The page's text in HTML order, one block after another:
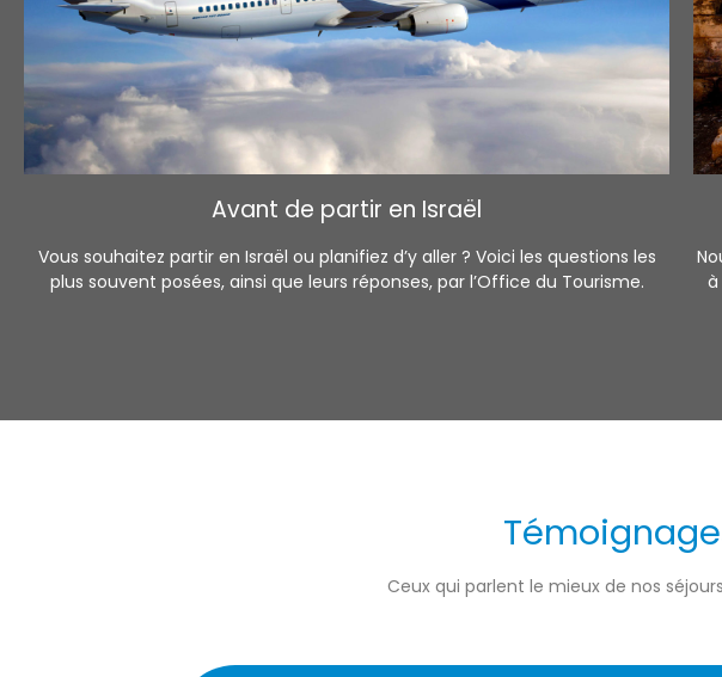
Avant de partir en Israël
Vous souhaitez partir en Israël ou planifiez d’y aller ? Voici les questions les
plus souvent posées, ainsi que leurs réponses, par l’Office du Tourisme.
à
Ceux qui parlent le mieux de nos